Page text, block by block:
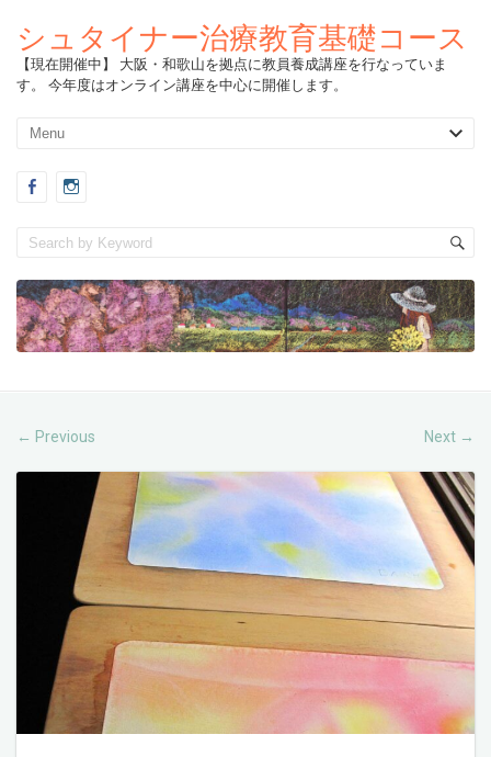
シュタイナー治療教育基礎コース
【現在開催中】 大阪・和歌山を拠点に教員養成講座を行なっていま
す。 今年度はオンライン講座を中心に開催します。
← Previous Next →